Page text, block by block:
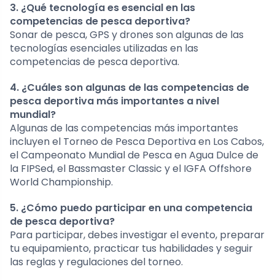
3. ¿Qué tecnología es esencial en las
competencias de pesca deportiva?
Sonar de pesca, GPS y drones son algunas de las
tecnologías esenciales utilizadas en las
competencias de pesca deportiva.
4. ¿Cuáles son algunas de las competencias de
pesca deportiva más importantes a nivel
mundial?
Algunas de las competencias más importantes
incluyen el Torneo de Pesca Deportiva en Los Cabos,
el Campeonato Mundial de Pesca en Agua Dulce de
la FIPSed, el Bassmaster Classic y el IGFA Offshore
World Championship.
5. ¿Cómo puedo participar en una competencia
de pesca deportiva?
Para participar, debes investigar el evento, preparar
tu equipamiento, practicar tus habilidades y seguir
las reglas y regulaciones del torneo.